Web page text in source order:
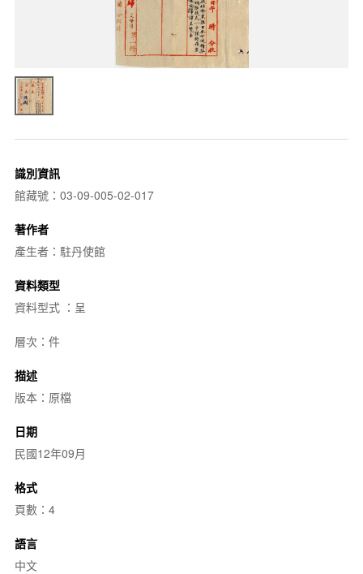
識別資訊
館藏號：03-09-005-02-017
著作者
產生者：駐丹使館
資料類型
資料型式 ：呈
層次：件
描述
版本：原檔
日期
民國12年09月
格式
頁數：4
語言
中文